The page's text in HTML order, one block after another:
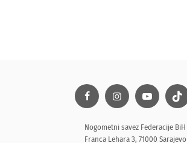
Nogometni savez Federacije BiH
Franca Lehara 3, 71000 Sarajevo